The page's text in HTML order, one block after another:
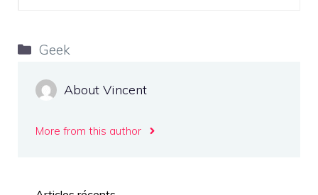
Catégories
Geek
About Vincent
More from this author